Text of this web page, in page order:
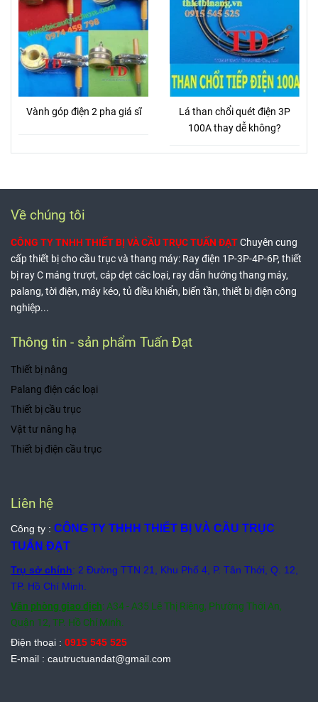
Vành góp điện 2 pha giá sĩ
Lá than chổi quét điện 3P
100A thay dễ không?
Về chúng tôi
CÔNG TY TNHH THIẾT BỊ VÀ CẦU TRỤC TUẤN ĐẠTChuyên cung
cấp thiết bị cho cầu trục và thang máy: Ray điện 1P-3P-4P-6P, thiết
bị ray C máng trượt, cáp dẹt các loại, ray dẫn hướng thang máy,
palang, tời điện, máy kéo, tủ điều khiển, biến tần, thiết bị điện công
nghiệp...
Thông tin - sản phẩm Tuấn Đạt
Thiết bị nâng
Palang điện các loại
Thiết bị cầu trục
Vật tư nâng hạ
Thiết bị điện cầu trục
Liên hệ
Công ty : CÔNG TY THHH THIẾT BỊ VÀ CẦU TRỤC
TUẤN ĐẠT
Trụ sở chính: 2 Đường TTN 21, Khu Phố 4, P. Tân Thới, Q. 12,
TP. Hồ Chí Minh.
Văn phòng giao dịch: A34 - A35 Lê Thị Riêng, Phường Thới An,
Quận 12, TP. Hồ Chí Minh.
Điện thoại : 0915 545 525
E-mail : cautructuandat@gmail.com